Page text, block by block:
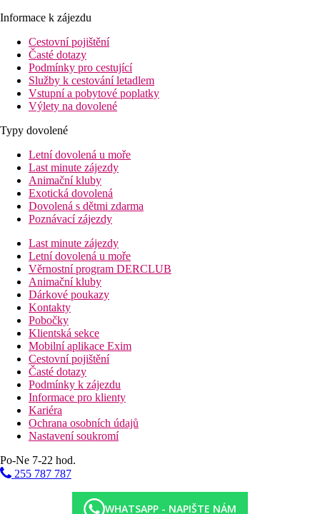
Informace k zájezdu
Cestovní pojištění
Časté dotazy
Podmínky pro cestující
Služby k cestování letadlem
Vstupní a pobytové poplatky
Výlety na dovolené
Typy dovolené
Letní dovolená u moře
Last minute zájezdy
Animační kluby
Exotická dovolená
Dovolená s dětmi zdarma
Poznávací zájezdy
Last minute zájezdy
Letní dovolená u moře
Věrnostní program DERCLUB
Animační kluby
Dárkové poukazy
Kontakty
Pobočky
Klientská sekce
Mobilní aplikace Exim
Cestovní pojištění
Časté dotazy
Podmínky k zájezdu
Informace pro klienty
Kariéra
Ochrana osobních údajů
Nastavení soukromí
Po-Ne 7-22 hod.
255 787 787
WHATSAPP - NAPIŠTE NÁM